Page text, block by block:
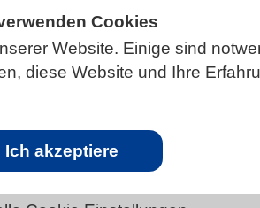
Cookies
Website. Einige sind
diese Website und Ihre
Ich akzeptiere